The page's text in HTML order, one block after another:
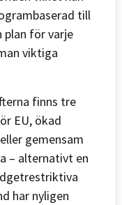
till
plan för varje
viktiga
finns tre
EU, ökad
gemensam
– alternativt en
har nyligen